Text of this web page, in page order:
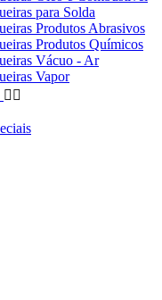
para Solda
Produtos Abrasivos
Produtos Químicos
Vácuo - Ar
Vapor
 